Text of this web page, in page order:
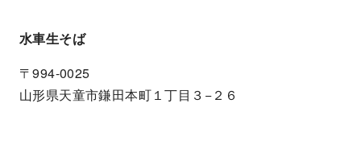
水車生そば
〒994-0025
山形県天童市鎌田本町１丁目３−２６